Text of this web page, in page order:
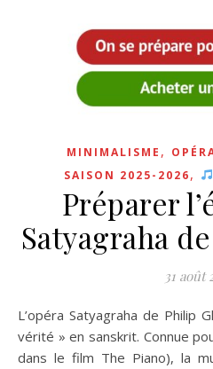
MINIMALISME ,
SAISON 2025-2026,
Préparer
Satyagraha
31 août
L’opéra Satyagraha de Philip Glass (1980) – « force de la
vérité » en sanskrit. Connue
dans le film The Piano), la